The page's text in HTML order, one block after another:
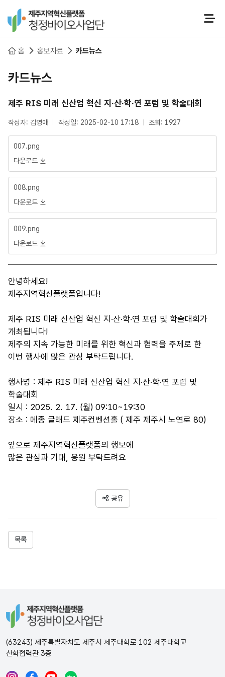
홈 홍보자료 카드뉴스
카드뉴스
제주 RIS 미래 신산업 혁신 지·산·학·연 포럼 및 학술대회
작성자: 김영애 작성일: 2025-02-10 17:18 조회: 1927
007.png
다운로드
008.png
다운로드
009.png
다운로드
안녕하세요!
제주지역혁신플랫폼입니다!
제주 RIS 미래 신산업 혁신 지·산·학·연 포럼 및 학술대회가
개최됩니다!
제주의 지속 가능한 미래를 위한 혁신과 협력을 주제로 한
이번 행사에 많은 관심 부탁드립니다.
행사명 : 제주 RIS 미래 신산업 혁신 지·산·학·연 포럼 및
학술대회
일시 : 2025. 2. 17. (월) 09:10~19:30
장소 : 메종 글래드 제주컨벤션홀 ( 제주 제주시 노연로 80)
앞으로 제주지역혁신플랫폼의 행보에
많은 관심과 기대, 응원 부탁드려요
공유
목록
(63243) 제주특별자치도 제주시 제주대학로 102 제주대학교
산학협력관 3층